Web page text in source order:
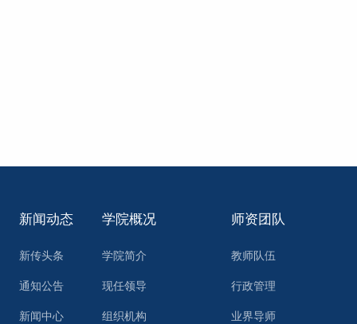
新闻动态
新传头条
通知公告
新闻中心
学院概况
学院简介
现任领导
组织机构
师资团队
教师队伍
行政管理
业界导师